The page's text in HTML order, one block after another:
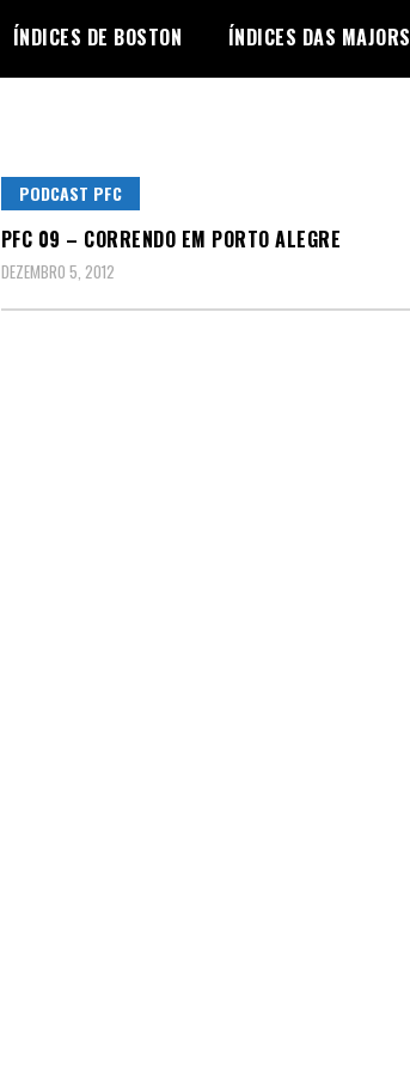
ÍNDICES DE BOSTON ÍNDICES DAS MAJORS
PODCAST PFC
PFC 09 – CORRENDO EM PORTO ALEGRE
DEZEMBRO 5, 2012